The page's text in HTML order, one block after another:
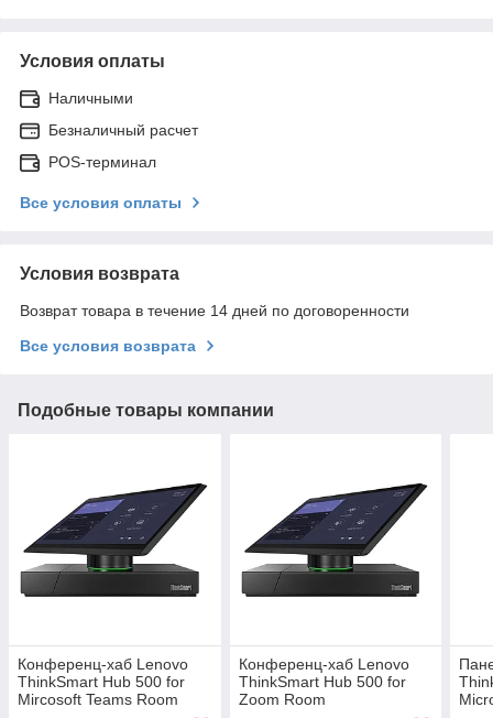
Условия оплаты
Наличными
Безналичный расчет
POS-терминал
Все условия оплаты
Условия возврата
Возврат товара в течение 14 дней по договоренности
Все условия возврата
Подобные товары компании
Конференц-хаб Lenovo
ThinkSmart Hub 500 for
Mircosoft Teams Room
Конференц-хаб Lenovo
ThinkSmart Hub 500 for
Zoom Room